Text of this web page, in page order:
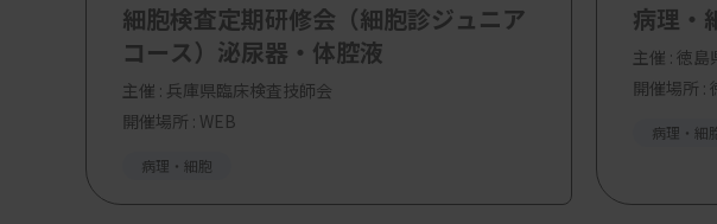
さらに、所見のコメント欄には、ホルモン受容体陽性かつ切除
DXdの適応検討に関与する旨を明記し、コンパニオン診断薬〔＝
ウェーHER2（4B5）〕での判定に基づくこと、プレアナリシス工
条件、ブロック差）への留意点も追記する。つまり、以前の「0
ら、現在は「膜染色なしの0（null）」と「膜染色ありの0（
分け、治療への橋渡し情報を書き込むスタイルへと変わった。
細胞検査定期研修会（細胞診ジュニア
コース）泌尿器・体腔液
主催 : 兵庫県臨床検査技師会
開催場所 : WEB
病理・細胞
病理・
主催 : 徳島
開催場所 :
病理・細